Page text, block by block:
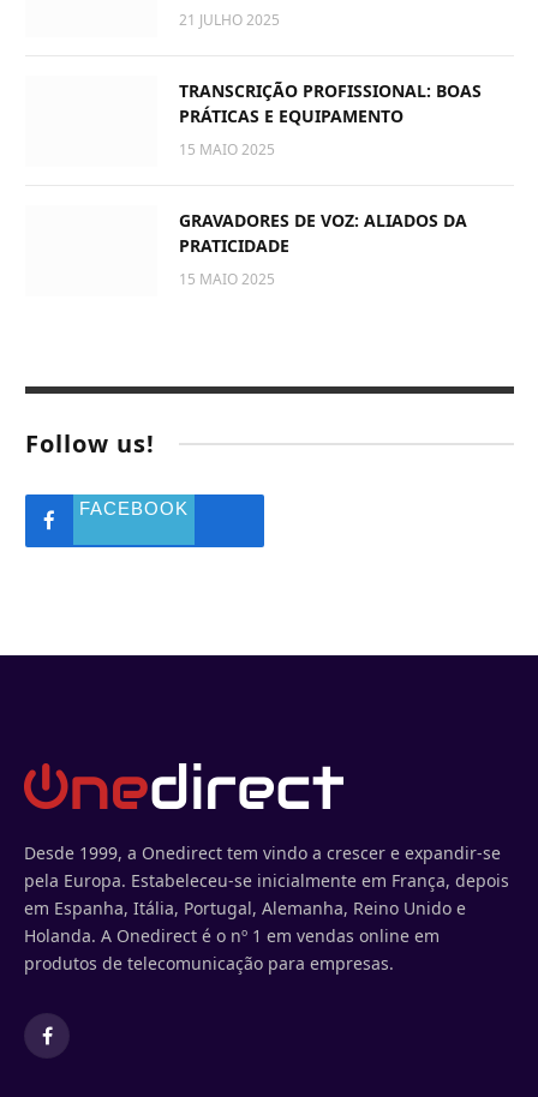
21 JULHO 2025
TRANSCRIÇÃO PROFISSIONAL: BOAS
PRÁTICAS E EQUIPAMENTO
15 MAIO 2025
GRAVADORES DE VOZ: ALIADOS DA
PRATICIDADE
15 MAIO 2025
Follow us!
FACEBOOK
Desde 1999, a Onedirect tem vindo a crescer e expandir-se
pela Europa. Estabeleceu-se inicialmente em França, depois
em Espanha, Itália, Portugal, Alemanha, Reino Unido e
Holanda. A Onedirect é o nº 1 em vendas online em
produtos de telecomunicação para empresas.
Facebook